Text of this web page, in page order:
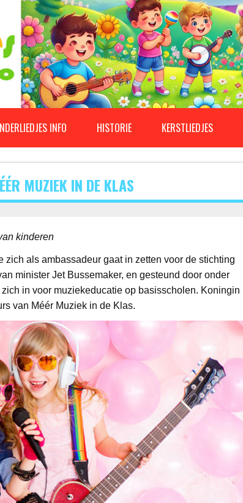
INFO HISTORIE KERSTLIEDJES
MUZIEK IN DE KLAS
kinderen
als ambassadeur gaat in zetten voor de stichting
minister Jet Bussemaker, en gesteund door onder
in voor muziekeducatie op basisscholen. Koningin
van Méér Muziek in de Klas.